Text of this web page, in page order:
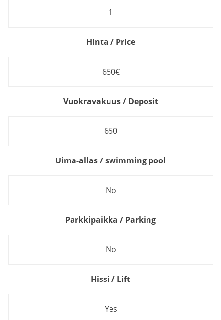
1
Hinta / Price
650€
Vuokravakuus / Deposit
650
Uima-allas / swimming pool
No
Parkkipaikka / Parking
No
Hissi / Lift
Yes